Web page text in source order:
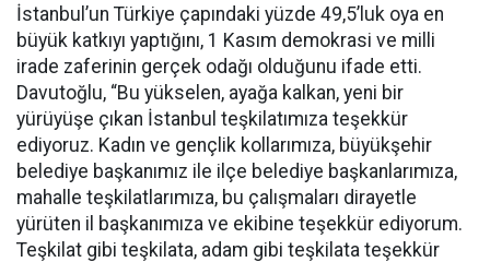
İstanbul’un Türkiye çapındaki yüzde 49,5’luk oya en
büyük katkıyı yaptığını, 1 Kasım demokrasi ve milli
irade zaferinin gerçek odağı olduğunu ifade etti.
Davutoğlu, “Bu yükselen, ayağa kalkan, yeni bir
yürüyüşe çıkan İstanbul teşkilatımıza teşekkür
ediyoruz. Kadın ve gençlik kollarımıza, büyükşehir
belediye başkanımız ile ilçe belediye başkanlarımıza,
mahalle teşkilatlarımıza, bu çalışmaları dirayetle
yürüten il başkanımıza ve ekibine teşekkür ediyorum.
Teşkilat gibi teşkilata, adam gibi teşkilata teşekkür